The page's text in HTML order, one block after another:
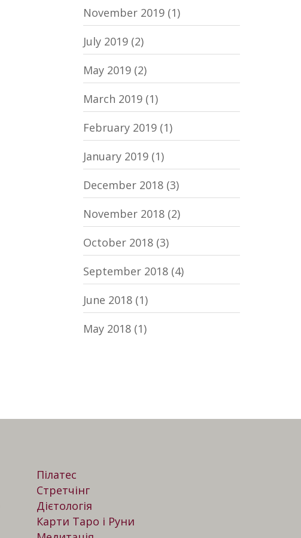
November 2019(1)
July 2019(2)
May 2019(2)
March 2019(1)
February 2019(1)
January 2019(1)
December 2018(3)
November 2018(2)
October 2018(3)
September 2018(4)
June 2018(1)
May 2018(1)
Пілатес
Стретчінг
Дієтологія
Карти Таро і Руни